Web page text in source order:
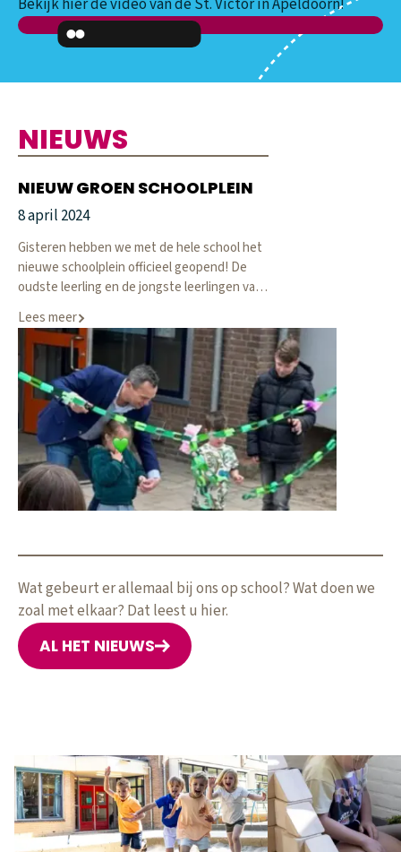
Bekijk hier de video van de St. Victor in Apeldoorn!
NIEUWS
Wat gebeurt er allemaal bij ons op school? Wat doen we
zoal met elkaar? Dat leest u hier.
AL HET NIEUWS
NIEUW GROEN SCHOOLPLEIN
8 april 2024
Gisteren hebben we met de hele school het
nieuwe schoolplein officieel geopend! De
oudste leerling en de jongste leerlingen van
Martijn het lint officieel doorgeknipt. Ons
nieuwe plein is geopend, hoera! Daarna
hebben we overal op het plein en veld
zaadjes gezaaid, zo wordt onze speelplek
nog vrolijker! 🌱🌷
Lees meer